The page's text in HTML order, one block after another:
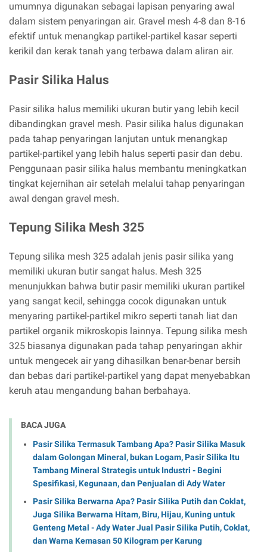
umumnya digunakan sebagai lapisan penyaring awal
dalam sistem penyaringan air. Gravel mesh 4-8 dan 8-16
efektif untuk menangkap partikel-partikel kasar seperti
kerikil dan kerak tanah yang terbawa dalam aliran air.
Pasir Silika Halus
Pasir silika halus memiliki ukuran butir yang lebih kecil
dibandingkan gravel mesh. Pasir silika halus digunakan
pada tahap penyaringan lanjutan untuk menangkap
partikel-partikel yang lebih halus seperti pasir dan debu.
Penggunaan pasir silika halus membantu meningkatkan
tingkat kejernihan air setelah melalui tahap penyaringan
awal dengan gravel mesh.
Tepung Silika Mesh 325
Tepung silika mesh 325 adalah jenis pasir silika yang
memiliki ukuran butir sangat halus. Mesh 325
menunjukkan bahwa butir pasir memiliki ukuran partikel
yang sangat kecil, sehingga cocok digunakan untuk
menyaring partikel-partikel mikro seperti tanah liat dan
partikel organik mikroskopis lainnya. Tepung silika mesh
325 biasanya digunakan pada tahap penyaringan akhir
untuk mengecek air yang dihasilkan benar-benar bersih
dan bebas dari partikel-partikel yang dapat menyebabkan
keruh atau mengandung bahan berbahaya.
BACA JUGA
Pasir Silika Termasuk Tambang Apa? Pasir Silika Masuk
dalam Golongan Mineral, bukan Logam, Pasir Silika Itu
Tambang Mineral Strategis untuk Industri - Begini
Spesifikasi, Kegunaan, dan Penjualan di Ady Water
Pasir Silika Berwarna Apa? Pasir Silika Putih dan Coklat,
Juga Silika Berwarna Hitam, Biru, Hijau, Kuning untuk
Genteng Metal - Ady Water Jual Pasir Silika Putih, Coklat,
dan Warna Kemasan 50 Kilogram per Karung